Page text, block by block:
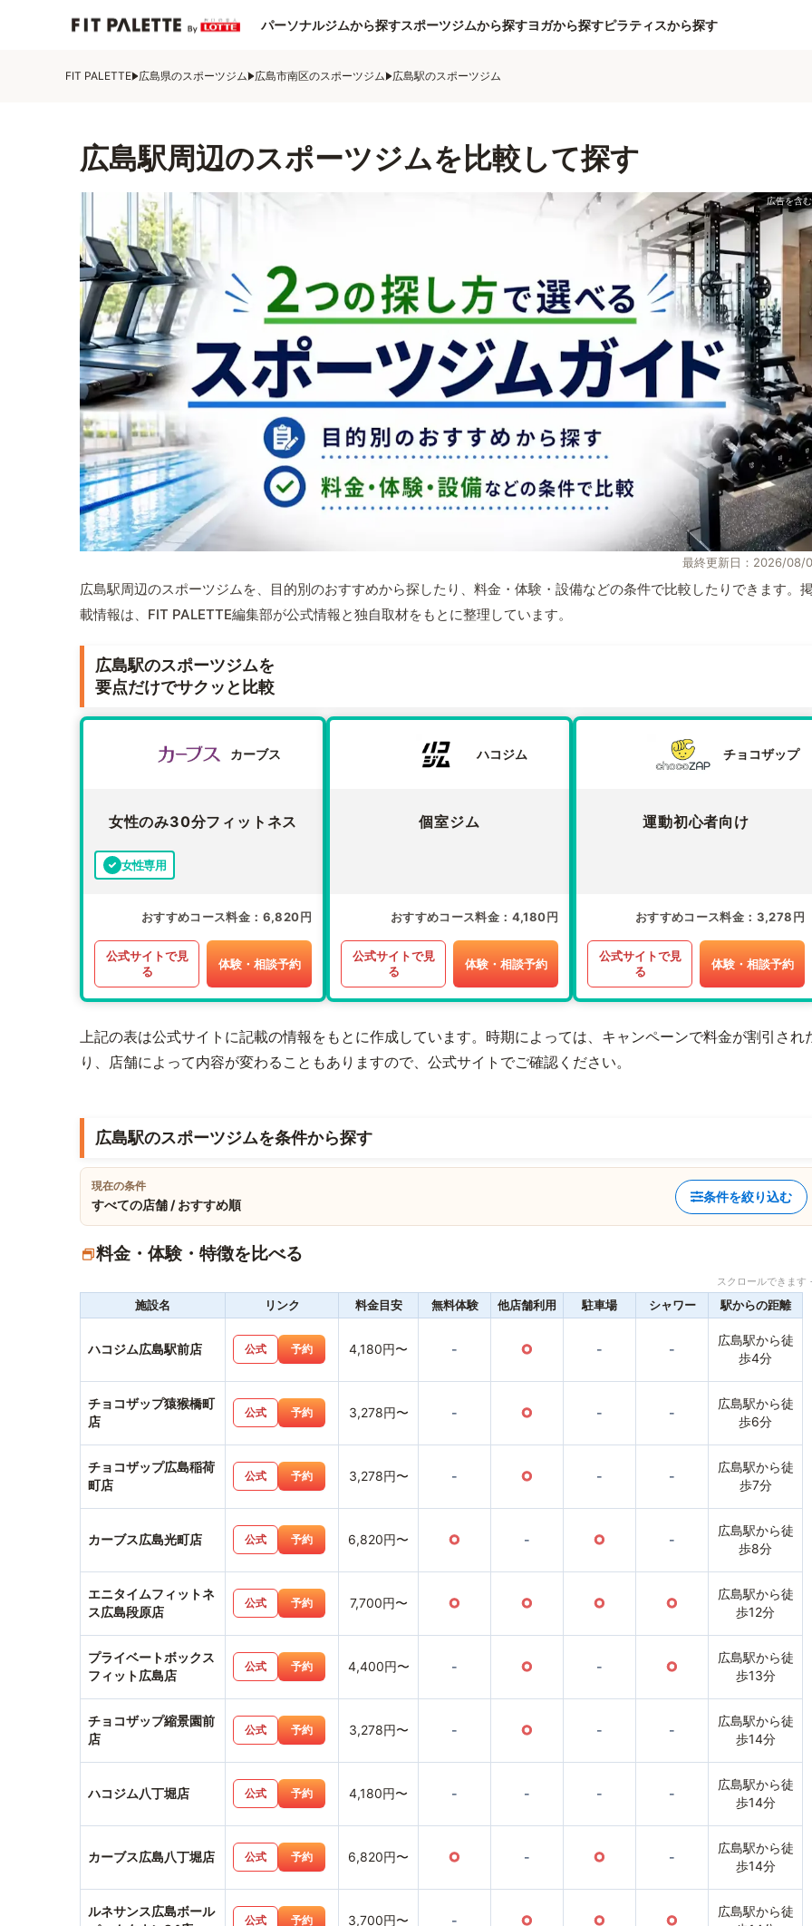
パーソナルジムから探すスポーツジムから探すヨガから探すピラティスから探す
FIT PALETTE 広島県のスポーツジム 広島市南区のスポーツジム 広島駅のスポーツジム
広島駅周辺のスポーツジムを比較して探す
最終更新日：2026/08/
広島駅周辺のスポーツジムを、目的別のおすすめから探したり、料金・体験・設備などの条件で比較したりできます。
載情報は、FIT PALETTE編集部が公式情報と独自取材をもとに整理しています。
広島駅のスポーツジムを
要点だけでサクッと比較
カーブス
女性のみ30分フィットネス
女性専用
おすすめコース料金 6,820円
公式サイトで見
る
体験・相談予約
ハコジム
個室ジム
おすすめコース料金 4,180円
公式サイトで見
る
体験・相談予約
チョコザップ
運動初心者向け
おすすめコース料金 3,278円
公式サイトで見
る
体験・相談予約
上記の表は公式サイトに記載の情報をもとに作成しています。時期によっては、キャンペーンで料金が割引され
り、店舗によって内容が変わることもありますので、公式サイトでご確認ください。
広島駅のスポーツジムを条件から探す
現在の条件
すべての店舗 / おすすめ順
条件を絞り込む
料金・体験・特徴を比べる
スクロールできま
施設名 リンク 料金目安 無料体験 他店舗利用 駐車場 シャワー 駅からの距離
ハコジム広島駅前店 公式 予約 4,180円〜 - ○ - -
広島駅から徒
歩4分
チョコザップ猿猴橋町
店
公式 予約 3,278円〜 - ○ - -
広島駅から徒
歩6分
チョコザップ広島稲荷
町店
公式 予約 3,278円〜 - ○ - -
広島駅から徒
歩7分
カーブス広島光町店 公式 予約 6,820円〜 ○ - ○ -
広島駅から徒
歩8分
エニタイムフィットネ
ス広島段原店
公式 予約 7,700円〜 ○ ○ ○ ○
広島駅から徒
歩12分
プライベートボックス
フィット広島店
公式 予約 4,400円〜 - ○ - ○
広島駅から徒
歩13分
チョコザップ縮景園前
店
公式 予約 3,278円〜 - ○ - -
広島駅から徒
歩14分
ハコジム八丁堀店 公式 予約 4,180円〜 - - - -
広島駅から徒
歩14分
カーブス広島八丁堀店 公式 予約 6,820円〜 ○ - ○ -
広島駅から徒
歩14分
ルネサンス広島ボール
公式 予約 3,700円〜 - ○ ○ ○
広島駅から徒